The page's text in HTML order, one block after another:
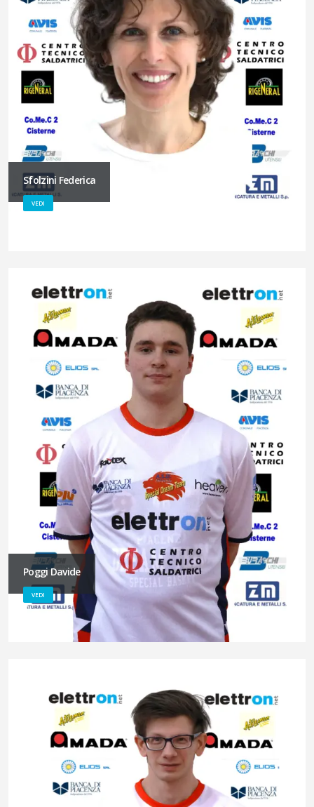
Sfolzini Federica
VEDI
Poggi Davide
VEDI